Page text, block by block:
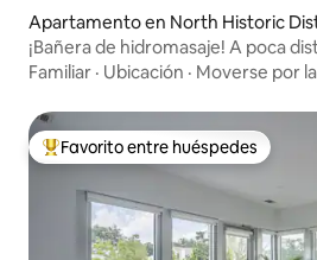
Apartamento en North Historic
¡Bañera de hidromasaje! A poca
Street | Cama tamaño king |
Familiar · Ubicación · Moverse por
Favorito entre huéspedes preferido
Favorito entre huéspedes